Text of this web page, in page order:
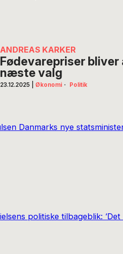
ANDREAS KARKER
Fødevarepriser
næste valg
23.12.2025 Økonomi · Politik